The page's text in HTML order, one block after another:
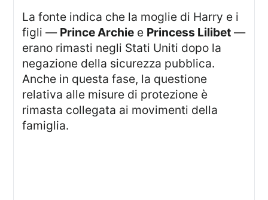
La fonte indica che la moglie di Harry e i
figli — Prince Archie e Princess Lilibet —
erano rimasti negli Stati Uniti dopo la
negazione della sicurezza pubblica.
Anche in questa fase, la questione
relativa alle misure di protezione è
rimasta collegata ai movimenti della
famiglia.